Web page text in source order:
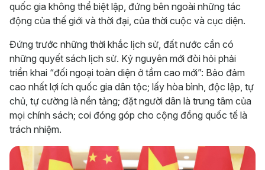
quốc gia không thể biệt lập, đứng bên ngoài những tác
động của thế giới và thời đại, của thời cuộc và cục diện.
Đứng trước những thời khắc lịch sử, đất nước cần có
những quyết sách lịch sử. Kỷ nguyên mới đòi hỏi phải
triển khai “đối ngoại toàn diện ở tầm cao mới”: Bảo đảm
cao nhất lợi ích quốc gia dân tộc; lấy hòa bình, độc lập, tự
chủ, tự cường là nền tảng; đặt người dân là trung tâm của
mọi chính sách; coi đóng góp cho cộng đồng quốc tế là
trách nhiệm.